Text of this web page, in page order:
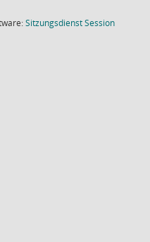
SitzungsdienstSession(Wird in